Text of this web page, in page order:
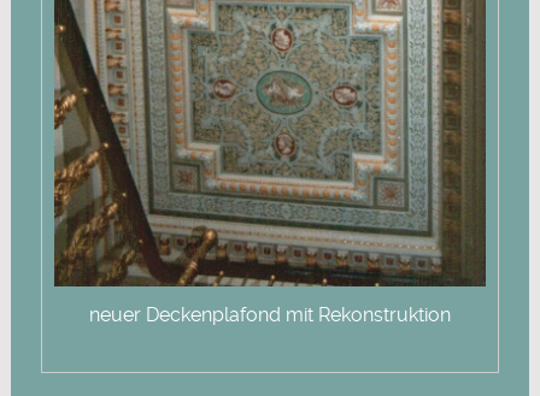
neuer Deckenplafond mit Rekonstruktion